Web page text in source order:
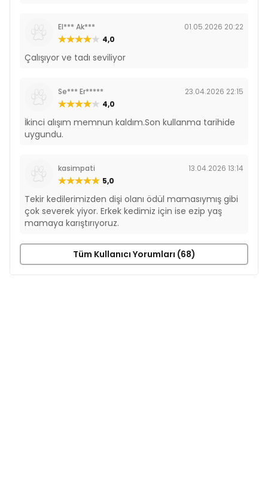
El*** Ak***
01.05.2026 20:22
4,0
Çalışıyor ve tadı seviliyor
Se*** Er*****
23.04.2026 22:15
4,0
İkinci alışım memnun kaldım.Son kullanma tarihide
uygundu.
kasimpati
13.04.2026 13:14
5,0
Tekir kedilerimizden dişi olanı ödül mamasıymış gibi
çok severek yiyor. Erkek kedimiz için ise ezip yaş
mamaya karıştırıyoruz.
Tüm Kullanıcı Yorumları (68)